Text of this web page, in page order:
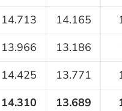
14.713 14.165
13.966 13.186
14.425 13.771
14.310 13.689